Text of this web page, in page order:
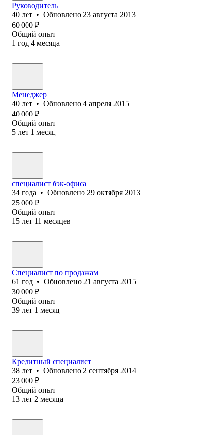
Руководитель
40 лет • Обновлено 23 августа 2013
60 000 ₽
Общий опыт
1 год 4 месяца
Менеджер
40 лет • Обновлено 4 апреля 2015
40 000 ₽
Общий опыт
5 лет 1 месяц
специалист бэк-офиса
34 года • Обновлено 29 октября 2013
25 000 ₽
Общий опыт
15 лет 11 месяцев
Специалист по продажам
61 год • Обновлено 21 августа 2015
30 000 ₽
Общий опыт
39 лет 1 месяц
Кредитный специалист
38 лет • Обновлено 2 сентября 2014
23 000 ₽
Общий опыт
13 лет 2 месяца